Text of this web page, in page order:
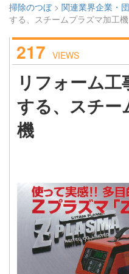
掃除のつぼ> 関連業界企業・
する、スチームプラズマ加工機
217 VIEWS
リフォーム
する、スチー
機